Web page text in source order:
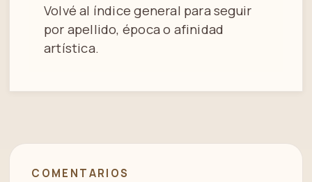
Volvé al índice general para seguir
por apellido, época o afinidad
artística.
COMENTARIOS